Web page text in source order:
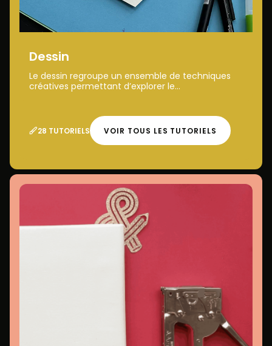
Dessin
Le dessin regroupe un ensemble de techniques
créatives permettant d’explorer le...
28 TUTORIELS VOIR TOUS LES TUTORIELS